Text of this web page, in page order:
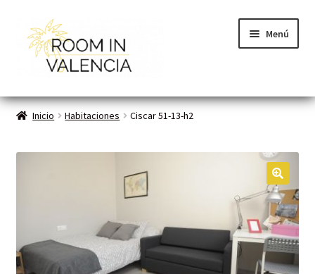
Menú
Inicio
Planes VLC
Inicio Habitaciones Ciscar 51-13-h2
🔍